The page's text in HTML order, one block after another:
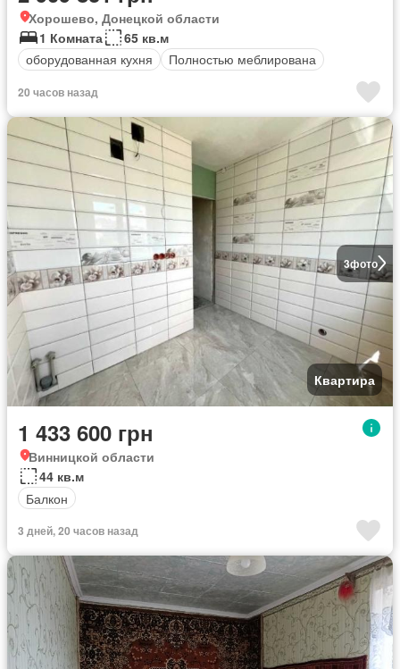
Хорошево, Донецкой области
1 Комната
65 кв.м
оборудованная кухня
Полностью меблирована
20 часов назад
3фото
Квартира
1 433 600 грн
Винницкой области
44 кв.м
Балкон
3 дней, 20 часов назад